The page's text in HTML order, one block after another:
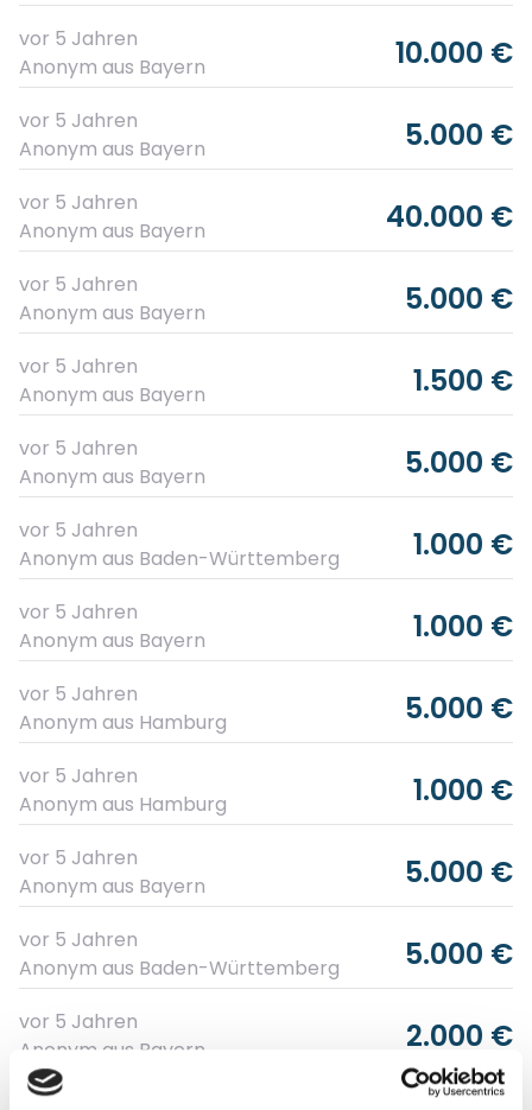
vor 5 Jahren
Anonym aus Bayern 10.000 €
vor 5 Jahren
Anonym aus Bayern 5.000 €
vor 5 Jahren
Anonym aus Bayern 40.000 €
vor 5 Jahren
Anonym aus Bayern 5.000 €
vor 5 Jahren
Anonym aus Bayern 1.500 €
vor 5 Jahren
Anonym aus Bayern 5.000 €
vor 5 Jahren
Anonym aus Baden-Württemberg 1.000 €
vor 5 Jahren
Anonym aus Bayern 1.000 €
vor 5 Jahren
Anonym aus Hamburg 5.000 €
vor 5 Jahren
Anonym aus Hamburg 1.000 €
vor 5 Jahren
Anonym aus Bayern 5.000 €
vor 5 Jahren
Anonym aus Baden-Württemberg 5.000 €
vor 5 Jahren
Anonym aus Bayern 2.000 €
vor 5 Jahren